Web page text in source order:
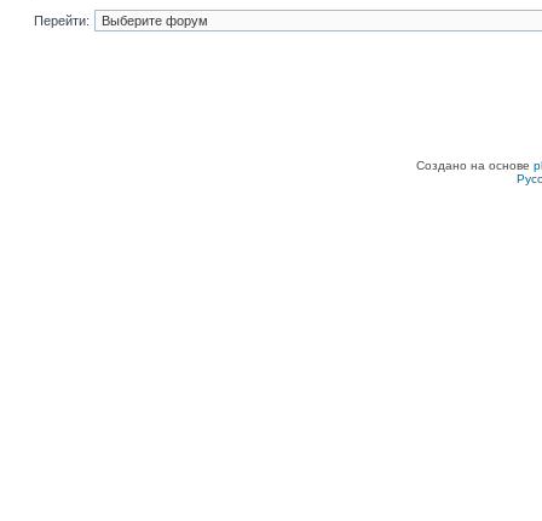
Перейти:
Создано на основе